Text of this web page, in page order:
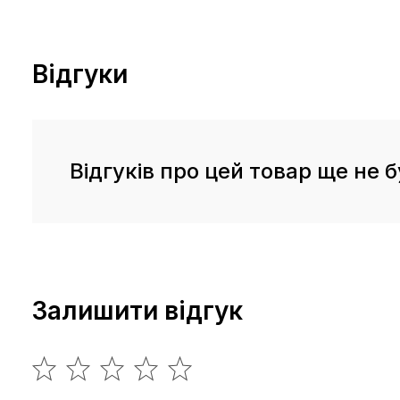
Відгуки
Відгуків про цей товар ще не
Залишити відгук